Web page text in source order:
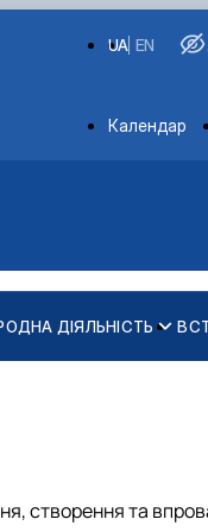
EN
UA
Календар
ДІЯЛЬНІСТЬ
створення та